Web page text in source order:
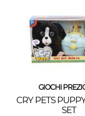
GIOCHI
CRY PETS
SET